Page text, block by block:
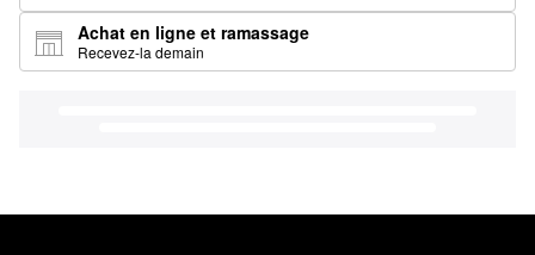
Achat en ligne et ramassage
Recevez-la demain